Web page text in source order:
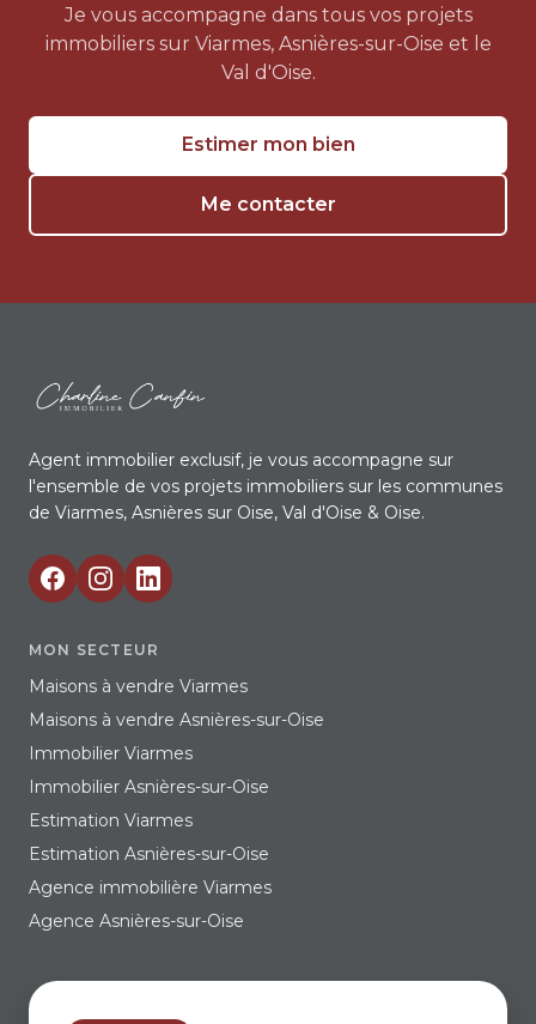
Je vous accompagne dans tous vos projets
immobiliers sur Viarmes, Asnières-sur-Oise et le
Val d'Oise.
Estimer mon bien
Me contacter
Agent immobilier exclusif, je vous accompagne sur
l'ensemble de vos projets immobiliers sur les communes
de Viarmes, Asnières sur Oise, Val d'Oise & Oise.
MON SECTEUR
Maisons à vendre Viarmes
Maisons à vendre Asnières-sur-Oise
Immobilier Viarmes
Immobilier Asnières-sur-Oise
Estimation Viarmes
Estimation Asnières-sur-Oise
Agence immobilière Viarmes
Agence Asnières-sur-Oise